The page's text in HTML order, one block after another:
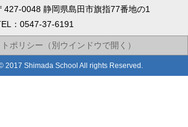
427-0048 静岡県島田市旗指77番地の1
：0547-37-6191
ポリシー（別ウインドウで開く）
2017 Shimada School All rights Reserved.